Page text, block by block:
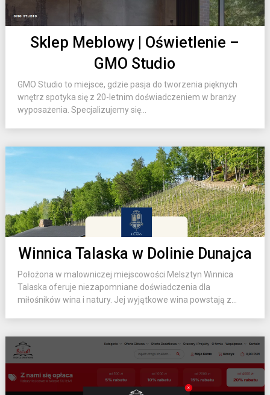
Sklep Meblowy | Oświetlenie –
GMO Studio
GMO Studio to miejsce, gdzie pasja do tworzenia pięknych
wnętrz spotyka się z 20-letnim doświadczeniem w branży
wyposażenia. Specjalizujemy się...
Winnica Talaska w Dolinie Dunajca
Położona w malowniczej miejscowości Melsztyn Winnica
Talaska oferuje niezapomniane doświadczenia dla
miłośników wina i natury. Jej wyjątkowe wina powstają z...